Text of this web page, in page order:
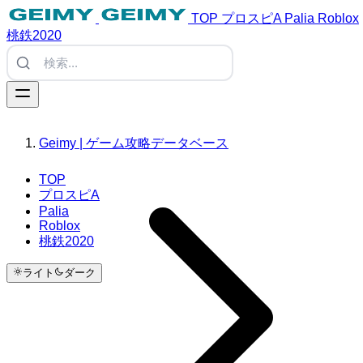
TOP プロスピA Palia Roblox
桃鉄2020
TOP
プロスピA
Palia
Roblox
桃鉄2020
ライト ダーク
Geimy | ゲーム攻略データベース